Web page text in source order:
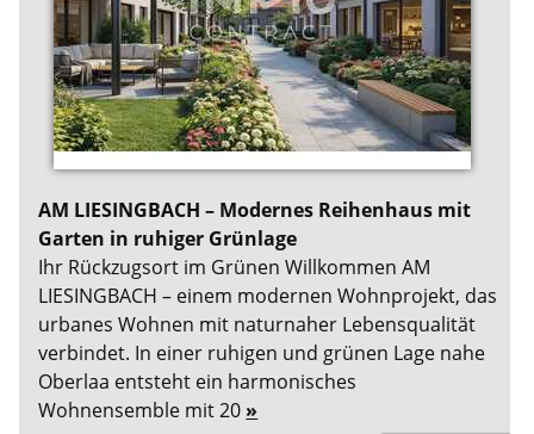
AM LIESINGBACH – Modernes Reihenhaus mit
Garten in ruhiger Grünlage
Ihr Rückzugsort im Grünen Willkommen AM
LIESINGBACH – einem modernen Wohnprojekt, das
urbanes Wohnen mit naturnaher Lebensqualität
verbindet. In einer ruhigen und grünen Lage nahe
Oberlaa entsteht ein harmonisches
Wohnensemble mit 20 »